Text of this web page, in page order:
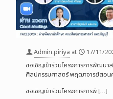
Admin.piriya at
17/11/
ขอเชิญเข้าร่วมโครงการการพัฒนา
ศิลปกรรมศาสตร์ พฤฒาจารย์สอ
ขอเชิญเข้าร่วมโครงการการพั[…]